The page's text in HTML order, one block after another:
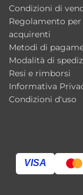
Per
Roma può
finiture.
Disponibili
ed esterno
Condizioni di
Regolamento
acquirenti
Metodi di
Modalità di
Resi e rimborsi
Informativa
Condizioni d'uso
VISA